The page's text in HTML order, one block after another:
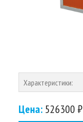
Характеристики:
Цена: 526300 ₽